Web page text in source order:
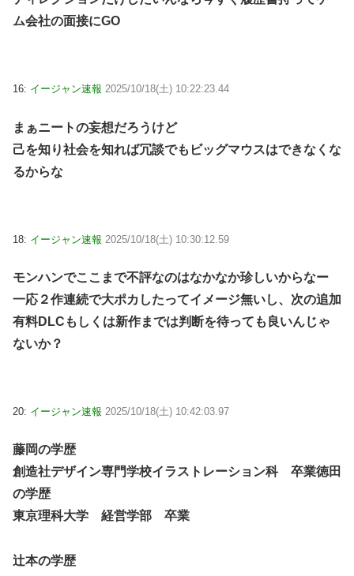
ム会社の面接にGO
16: イージャン速報 2025/10/18(土) 10:22:23.44
まぁニートの妄想だろうけど
己を知り社会を知れば冗談でもビッグマウスはできなくな
るからな
18: イージャン速報 2025/10/18(土) 10:30:12.59
モンハンでここまで不評なのはなかなか珍しいからなー
一応２作連続で大ポカしたってイメージ無いし、次の追加
有料DLCもしくは新作までは判断を待っても良いんじゃ
ないか？
20: イージャン速報 2025/10/18(土) 10:42:03.97
藤岡の学歴
創造社デザイン専門学校イラストレーション科 卒業徳田
の学歴
東京理科大学 経営学部 卒業
辻本の学歴